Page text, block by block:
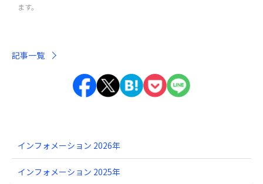
ます。
記事一覧
インフォメーション 2026年
インフォメーション 2025年